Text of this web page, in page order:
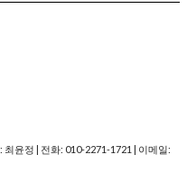
윤정 | 전화: 010-2271-1721 | 이메일: